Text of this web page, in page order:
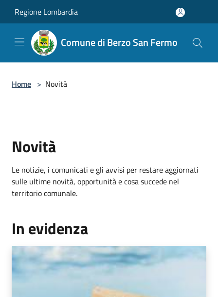
Regione Lombardia
Comune di Berzo San Fermo
Home > Novità
Novità
Le notizie, i comunicati e gli avvisi per restare aggiornati
sulle ultime novità, opportunità e cosa succede nel
territorio comunale.
In evidenza